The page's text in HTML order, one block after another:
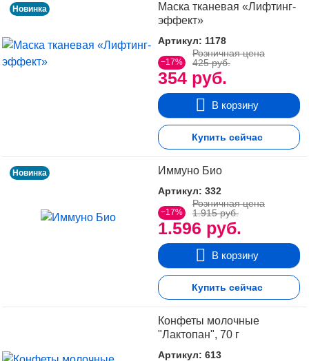
Новинка
Маска тканевая «Лифтинг-
эффект»
Артикул: 1178
−17%
354 руб.
Розничная цена
425 руб.
В корзину
Купить сейчас
Новинка Иммуно Био
Артикул: 332
−17%
1.596 руб.
Розничная цена
1.915 руб.
В корзину
Купить сейчас
Конфеты молочные
"Лактопан", 70 г
Артикул: 613